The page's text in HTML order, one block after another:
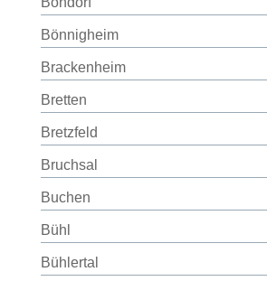
Bönnigheim
Brackenheim
Bretten
Bretzfeld
Bruchsal
Buchen
Bühl
Bühlertal